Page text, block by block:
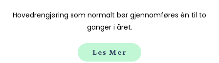
Hovedrengjøring som normalt bør gjennomføres én til to
ganger i året.
Les Mer